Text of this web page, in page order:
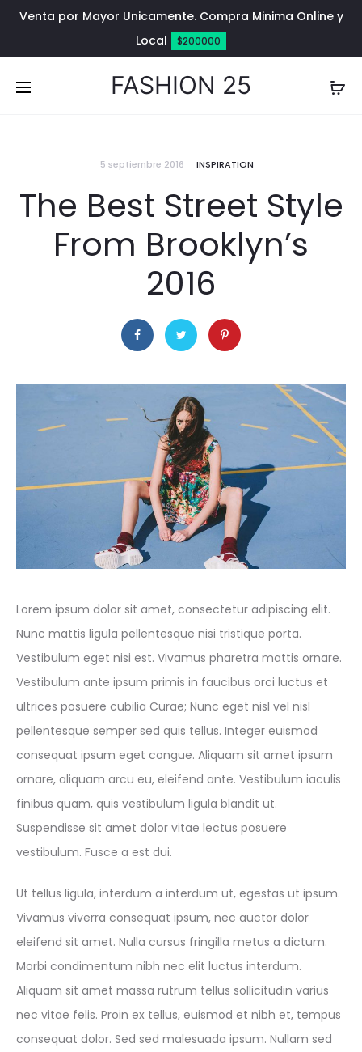
Venta por Mayor Unicamente. Compra Minima Online y
Local
$200000
FASHION 25
5 septiembre 2016 INSPIRATION
The Best Street Style
From Brooklyn’s
2016
Lorem ipsum dolor sit amet, consectetur adipiscing elit.
Nunc mattis ligula pellentesque nisi tristique porta.
Vestibulum eget nisi est. Vivamus pharetra mattis ornare.
Vestibulum ante ipsum primis in faucibus orci luctus et
ultrices posuere cubilia Curae; Nunc eget nisl vel nisl
pellentesque semper sed quis tellus. Integer euismod
consequat ipsum eget congue. Aliquam sit amet ipsum
ornare, aliquam arcu eu, eleifend ante. Vestibulum iaculis
finibus quam, quis vestibulum ligula blandit ut.
Suspendisse sit amet dolor vitae lectus posuere
vestibulum. Fusce a est dui.
Ut tellus ligula, interdum a interdum ut, egestas ut ipsum.
Vivamus viverra consequat ipsum, nec auctor dolor
eleifend sit amet. Nulla cursus fringilla metus a dictum.
Morbi condimentum nibh nec elit luctus interdum.
Aliquam sit amet massa rutrum tellus sollicitudin varius
nec vitae felis. Proin ex tellus, euismod et nibh et, tempus
consequat dolor. Sed sed malesuada ipsum. Nullam sed